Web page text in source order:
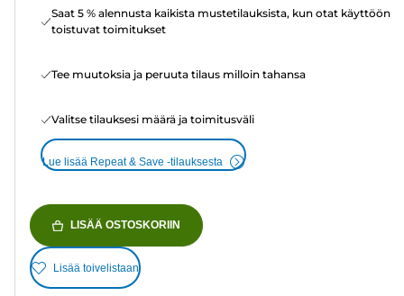
Saat 5 % alennusta kaikista mustetilauksista, kun otat käyttöön
toistuvat toimitukset
Tee muutoksia ja peruuta tilaus milloin tahansa
Valitse tilauksesi määrä ja toimitusväli
Lue lisää Repeat & Save -tilauksesta
LISÄÄ OSTOSKORIIN
Lisää toivelistaan